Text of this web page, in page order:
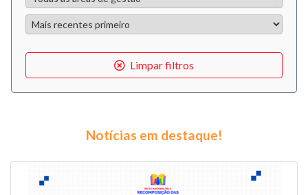
Limpar filtros
Notícias em destaque!